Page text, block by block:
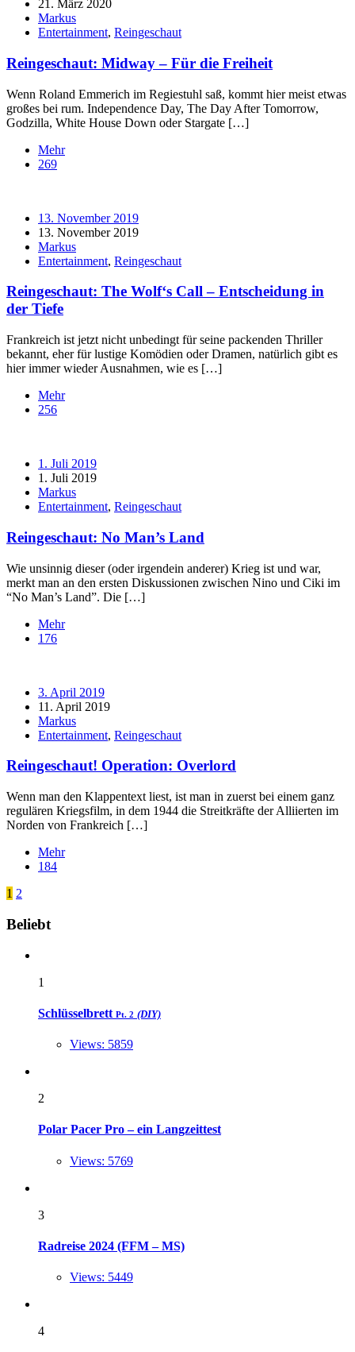
21. März 2020
Markus
Entertainment, Reingeschaut
Reingeschaut: Midway – Für die Freiheit
Wenn Roland Emmerich im Regiestuhl saß, kommt hier meist etwas
großes bei rum. Independence Day, The Day After Tomorrow,
Godzilla, White House Down oder Stargate […]
Mehr
269
13. November 2019
13. November 2019
Markus
Entertainment, Reingeschaut
Reingeschaut: The Wolf‘s Call – Entscheidung in
der Tiefe
Frankreich ist jetzt nicht unbedingt für seine packenden Thriller
bekannt, eher für lustige Komödien oder Dramen, natürlich gibt es
hier immer wieder Ausnahmen, wie es […]
Mehr
256
1. Juli 2019
1. Juli 2019
Markus
Entertainment, Reingeschaut
Reingeschaut: No Man’s Land
Wie unsinnig dieser (oder irgendein anderer) Krieg ist und war,
merkt man an den ersten Diskussionen zwischen Nino und Ciki im
“No Man’s Land”. Die […]
Mehr
176
3. April 2019
11. April 2019
Markus
Entertainment, Reingeschaut
Reingeschaut! Operation: Overlord
Wenn man den Klappentext liest, ist man in zuerst bei einem ganz
regulären Kriegsfilm, in dem 1944 die Streitkräfte der Alliierten im
Norden von Frankreich […]
Mehr
184
Seitennummerierung
der
1 2
Widgets
Beliebt
1
Schlüsselbrett Pt. 2 (DIY)
Views: 5859
2
Polar Pacer Pro – ein Langzeittest
Views: 5769
3
Radreise 2024 (FFM – MS)
Views: 5449
4